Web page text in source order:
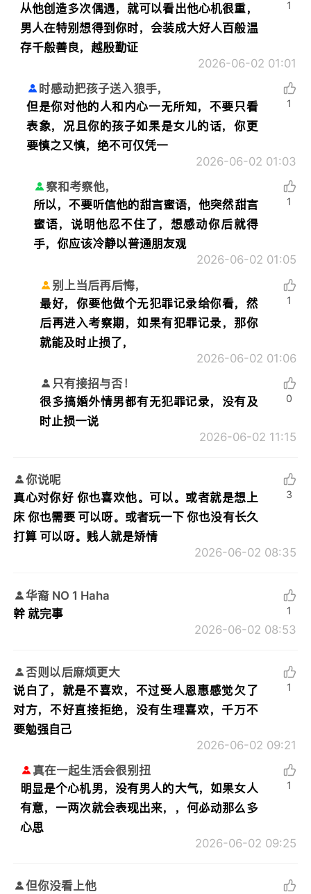
从他创造多次偶遇，就可以看出他心机很重，
男人在特别想得到你时，会装成大好人百般温
存千般善良，越殷勤证
2026-06-02 01:01
1
时感动把孩子送入狼手，
但是你对他的人和内心一无所知，不要只看
表象，况且你的孩子如果是女儿的话，你更
要慎之又慎，绝不可仅凭一
2026-06-02 01:03
1
察和考察他，
所以，不要听信他的甜言蜜语，他突然甜言
蜜语，说明他忍不住了，想感动你后就得
手，你应该冷静以普通朋友观
2026-06-02 01:05
1
别上当后再后悔，
最好，你要他做个无犯罪记录给你看，然
后再进入考察期，如果有犯罪记录，那你
就能及时止损了，
2026-06-02 01:06
1
只有接招与否！
很多搞婚外情男都有无犯罪记录，没有及
时止损一说
2026-06-02 11:15
0
你说呢
真心对你好 你也喜欢他。可以。或者就是想上
床 你也需要 可以呀。或者玩一下 你也没有长久
打算 可以呀。贱人就是矫情
2026-06-02 08:35
3
华裔 NO 1 Haha
幹 就完事
2026-06-02 08:53
1
否则以后麻烦更大
说白了，就是不喜欢，不过受人恩惠感觉欠了
对方，不好直接拒绝，没有生理喜欢，千万不
要勉强自己
2026-06-02 09:21
1
真在一起生活会很别扭
明显是个心机男，没有男人的大气，如果女人
有意，一两次就会表现出来，，何必动那么多
心思
2026-06-02 09:25
1
但你没看上他